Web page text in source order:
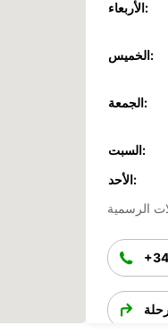
الأربعاء:
الخميس:
الجمعة:
السبت:
الأحد: